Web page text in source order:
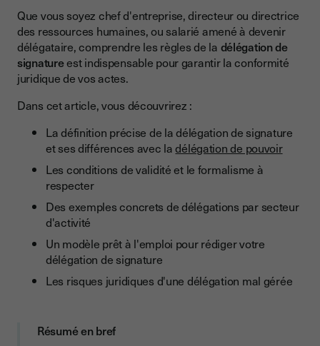
Juridique et Conformité
Comment faire une délégation de signature ?
Formalisme et contenu obligatoire
5 étapes pour rédiger une délégation de signature conforme
Étape 1 : Identifier le délégataire
Étape 2 : Définir le périmètre de la délégation
Étape 3 : Fixer la durée de la délégation
Étape 4 : Rédiger l'acte de délégation
Étape 5 : Archiver et communiquer
Simplifiez vos délégations de signature avec Youtrust
Modèle de délégation de signature
gérée ?
Que vous soyez chef d'entreprise, directeur ou directrice
des ressources humaines, ou salarié amené à devenir
délégataire, comprendre les règles de la délégation de
signatureest indispensable pour garantir la conformité
juridique de vos actes.
Dans cet article, vous découvrirez :
La définition précise de la délégation de signature
et ses différences avec ladélégation de pouvoir
Les conditions de validité et le formalisme à
respecter
Des exemples concrets de délégations par secteur
d'activité
Un modèle prêt à l'emploi pour rédiger votre
délégation de signature
Les risques juridiques d'une délégation mal gérée
Résumé en bref